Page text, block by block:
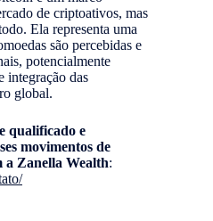
de criptoativos, mas
Ela representa uma
são percebidas e
potencialmente
integração das
global.
qualificado e
movimentos de
a Zanella Wealth: